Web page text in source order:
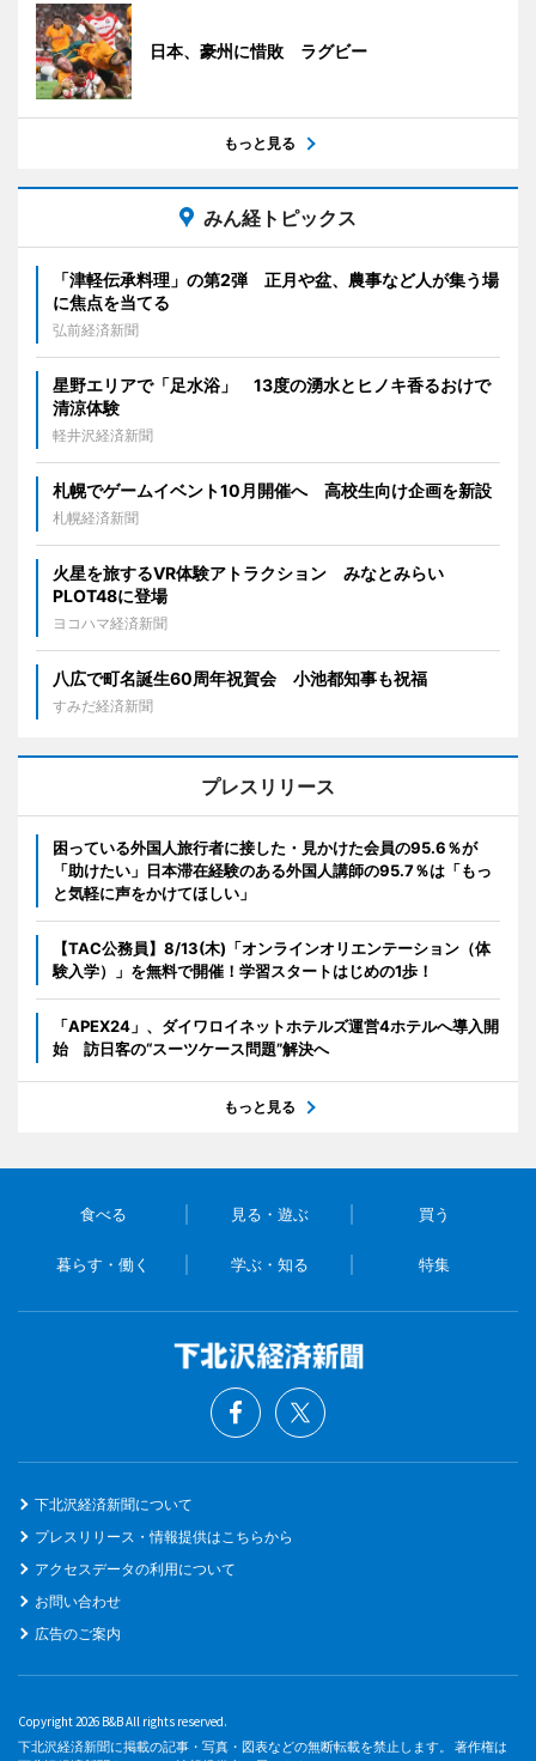
日本、豪州に惜敗 ラグビー
もっと見る
みん経トピックス
「津軽伝承料理」の第2弾 正月や盆、農事など人が集う場
に焦点を当てる
弘前経済新聞
星野エリアで「足水浴」 13度の湧水とヒノキ香るおけで
清涼体験
軽井沢経済新聞
札幌でゲームイベント10月開催へ 高校生向け企画を新設
札幌経済新聞
火星を旅するVR体験アトラクション みなとみらい
PLOT48に登場
ヨコハマ経済新聞
八広で町名誕生60周年祝賀会 小池都知事も祝福
すみだ経済新聞
プレスリリース
困っている外国人旅行者に接した・見かけた会員の95.6％が
「助けたい」日本滞在経験のある外国人講師の95.7％は「もっ
と気軽に声をかけてほしい」
【TAC公務員】8/13(木)「オンラインオリエンテーション（体
験入学）」を無料で開催！学習スタートはじめの1歩！
「APEX24」、ダイワロイネットホテルズ運営4ホテルへ導入開
始 訪日客の“スーツケース問題”解決へ
もっと見る
食べる 見る・遊ぶ 買う
暮らす・働く 学ぶ・知る 特集
下北沢経済新聞について
プレスリリース・情報提供はこちらから
アクセスデータの利用について
お問い合わせ
広告のご案内
Copyright 2026 B&B All rights reserved.
下北沢経済新聞に掲載の記事・写真・図表などの無断転載を禁止します。 著作権は